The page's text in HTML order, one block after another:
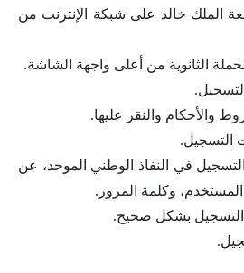
الملك خالد على شبكة الإنترنت من
الثانوية من أعلى واجهة الشاشة.
والأحكام والنقر عليها.
التسجيل.
في النفاذ الوطني الموحد، عن
وكلمة المرور.
التسجيل بشكل صحيح.